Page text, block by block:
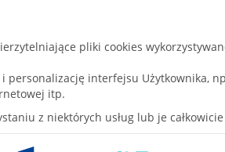
pliki cookies
personalizację interfejsu Użytkownika,
itp.
z niektórych usług lub je